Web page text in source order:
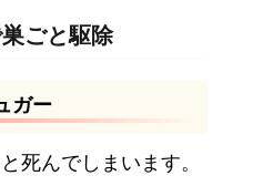
ごと駆除
ガー
死んでしまいます。